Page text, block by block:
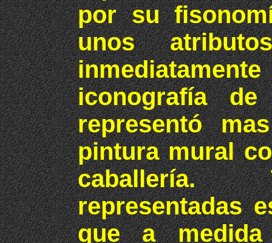
por su
unos
iconografía
representó
pintura mural
caballería.
representadas
que a